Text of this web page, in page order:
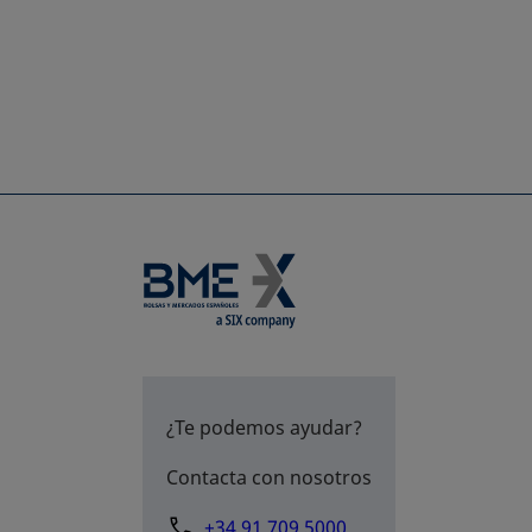
¿Te podemos ayudar?
Contacta con nosotros